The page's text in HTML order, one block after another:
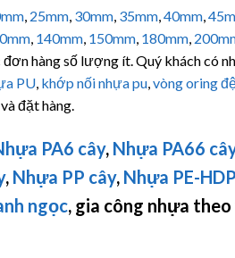
25mm 30mm 35mm 40mm
140mm 150mm 180mm
hàng số lượng ít. Quý khách có
PU khớp nối nhựa pu vòng oring
đặt hàng.
PA6 cây, Nhựa PA66
, Nhựa PP cây, Nhựa PE-
ngọc, gia công nhựa theo